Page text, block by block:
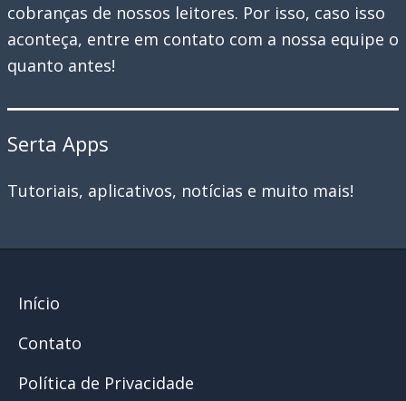
cobranças de nossos leitores. Por isso, caso isso
aconteça, entre em contato com a nossa equipe o
quanto antes!
Serta Apps
Tutoriais, aplicativos, notícias e muito mais!
Início
Contato
Política de Privacidade